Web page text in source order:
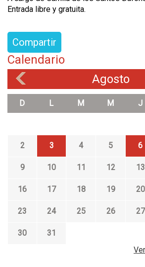
Entrada libre y gratuita.
Compartir
Calendario
Agosto
D L M M J
2 3 4 5 6
9 10 11 12 13
16 17 18 19 20
23 24 25 26 27
30
31